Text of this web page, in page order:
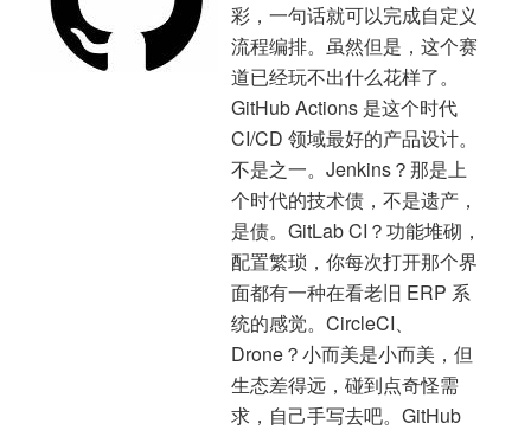
彩，一句话就可以完成自定义
流程编排。虽然但是，这个赛
道已经玩不出什么花样了。
GitHub Actions 是这个时代
CI/CD 领域最好的产品设计。
不是之一。Jenkins？那是上
个时代的技术债，不是遗产，
是债。GitLab CI？功能堆砌，
配置繁琐，你每次打开那个界
面都有一种在看老旧 ERP 系
统的感觉。CircleCI、
Drone？小而美是小而美，但
生态差得远，碰到点奇怪需
求，自己手写去吧。GitHub